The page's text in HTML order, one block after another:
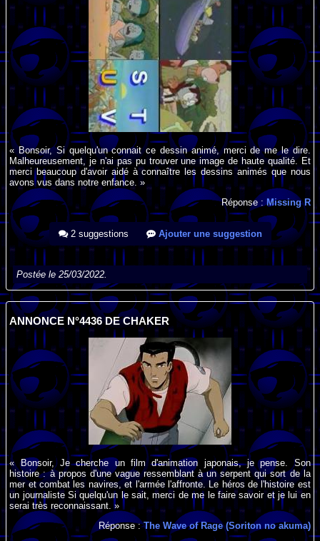
« Bonsoir, Si quelqu'un connait ce dessin animé, merci de me le dire.
Malheureusement, je n'ai pas pu trouver une image de haute qualité. Et
merci beaucoup d'avoir aidé à connaître les dessins animés que nous
avons vus dans notre enfance. »
Réponse : Missing R
2 suggestions Ajouter une suggestion
Postée le 25/03/2022.
ANNONCE N°4436 DE CHAKER
« Bonsoir, Je cherche un film d'animation japonais, je pense. Son
histoire : à propos d'une vague ressemblant à un serpent qui sort de la
mer et combat les navires, et l'armée l'affronte. Le héros de l'histoire est
un journaliste Si quelqu'un le sait, merci de me le faire savoir et je lui en
serai très reconnaissant. »
Réponse :The Wave of Rage (Soriton no akuma)